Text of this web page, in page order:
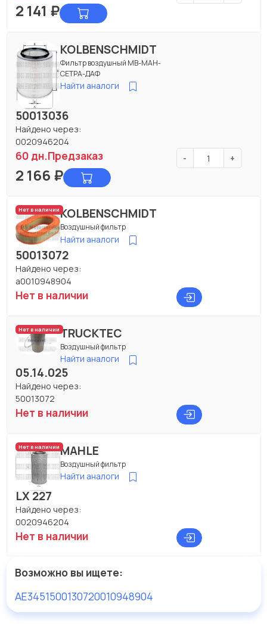
2 141 ₽
KOLBENSCHMIDT
Фильтр воздушный МВ-МАН-
СЕТРА-ДАФ
Найти аналоги
50013036
Найдено через:
0020946204
60 дн.Предзаказ - +
2 166 ₽
Нет в наличииKOLBENSCHMIDT
Воздушный фильтр
Найти аналоги
50013072
Найдено через:
a0010948904
Нет в наличии
Нет в наличииTRUCKTEC
Воздушный фильтр
Найти аналоги
05.14.025
Найдено через:
50013072
Нет в наличии
Нет в наличииMAHLE
Воздушный фильтр
Найти аналоги
LX 227
Найдено через:
0020946204
Нет в наличии
Возможно вы ищете:
AE3451500130720010948904